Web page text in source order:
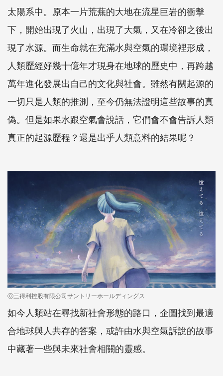
太陽系中。原本一片荒蕪的大地在流星巨岩的衝擊
下，開始出現了火山，出現了大氣，又在冷卻之後出
現了水源。而生命就在充滿水與空氣的環境裡形成，
人類歷經好幾十億年才現身在地球的歷史中，再跨越
萬年進化發展出自己的文化與社會。雖然有關起源的
一切只是人類的推測，至今仍無法證明這些故事的真
偽。但是如果水跟空氣會說話，它們會不會告訴人類
真正的起源歷程？還是出乎人類意料的結果呢？
ⓒ三得利控股有限公司サントリーホールディングス
如今人類站在尋找新社會形態的路口，企圖找到最適
合地球與人共存的答案，或許由水與空氣訴說的故事
中藏著一些與未來社會相關的靈感。